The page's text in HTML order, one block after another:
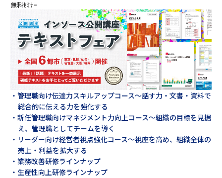
・管理職向け伝達力スキルアップコース～話す力・文書・資料で
総合的に伝える力を強化する
・新任管理職向けマネジメント力向上コース～組織の目標を見据
え、管理職としてチームを導く
・リーダー向け経営者視点強化コース～視座を高め、組織全体の
売上・利益を拡大する
・業務改善研修ラインナップ
・生産性向上研修ラインナップ